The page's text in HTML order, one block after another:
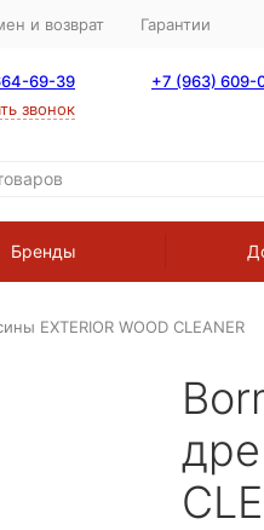
и возврат Гарантии
69-39
звонок
+7 (963) 609-
Бренды
EXTERIOR WOOD CLEANER